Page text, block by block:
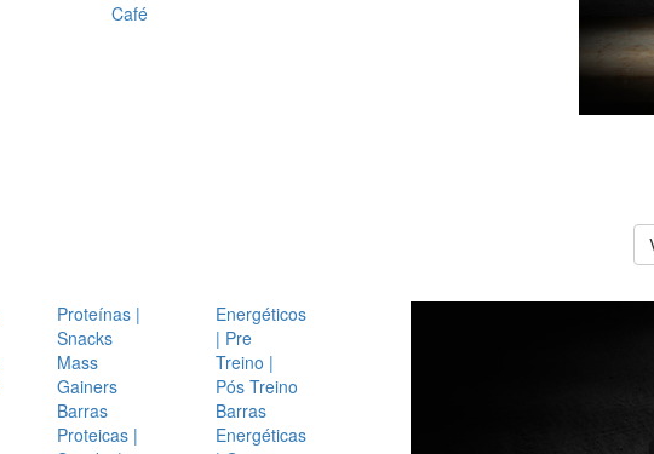
Café
Proteínas |
Snacks
Mass
Gainers
Barras
Proteicas |
Energéticos
| Pre
Treino |
Pós Treino
Barras
Energéticas